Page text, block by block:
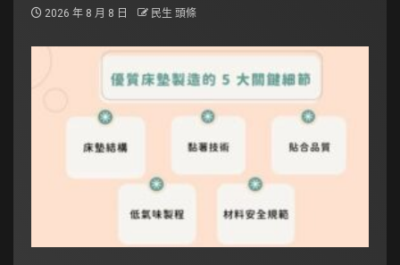
2026 年 8 月 8 日 民生 頭條